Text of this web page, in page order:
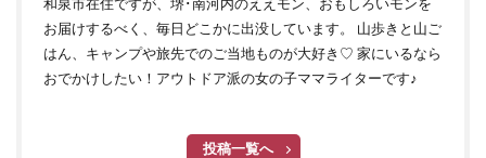
お届けするべく、毎日どこかに出没しています。 山歩きと山ご
はん、キャンプや旅先でのご当地ものが大好き♡ 家にいるなら
おでかけしたい！アウトドア派の女の子ママライターです♪
投稿一覧へ